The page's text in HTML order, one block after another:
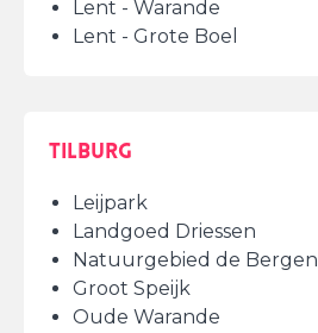
Lent - Warande
Lent - Grote Boel
Tilburg
Leijpark
Landgoed Driessen
Natuurgebied de Bergen
Groot Speijk
Oude Warande